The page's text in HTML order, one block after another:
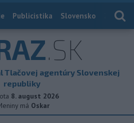
Publicistika Slovensko
.SK
Tlačovej agentúry Slovenskej
republiky
8. august 2026
má Oskar